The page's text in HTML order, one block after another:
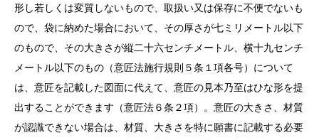
形し若しくは変質しないもので、取扱い又は保存に不便でないも
ので、袋に納めた場合において、その厚さが七ミリメートル以下
のもので、その大きさが縦二十六センチメートル、横十九センチ
メートル以下のもの（意匠法施行規則５条１項各号）について
は、意匠を記載した図面に代えて、意匠の見本乃至はひな形を提
出することができます（意匠法６条２項）。意匠の大きさ、材質
が認識できない場合は、材質、大きさを特に願書に記載する必要